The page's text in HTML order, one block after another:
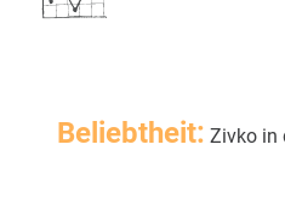
Beliebtheit: Zivko in